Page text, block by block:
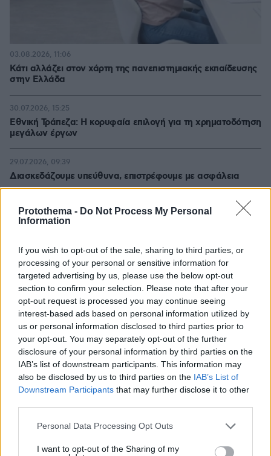
Protothema - Do Not Process My Personal
Information
If you wish to opt-out of the sale, sharing to third parties, or
processing of your personal or sensitive information for
targeted advertising by us, please use the below opt-out
section to confirm your selection. Please note that after your
opt-out request is processed you may continue seeing
interest-based ads based on personal information utilized by
us or personal information disclosed to third parties prior to
your opt-out. You may separately opt-out of the further
disclosure of your personal information by third parties on the
IAB’s list of downstream participants. This information may
also be disclosed by us to third parties on the IAB’s List of
Downstream Participants that may further disclose it to other
Please note that this website/app uses one or more Google
not limited to your visit or usage behaviour. You may click to
Personal Data Processing Opt Outs
I want to opt-out of the Sharing of my
Κάτι αλλάζει στον χάρτη της πανεπιστημιακής εκπαίδευσης
στην Ελλάδα
03.08.2026, 11:06
Εθνική Τράπεζα: Η κορυφαία επιλογή για τη χρηματοδότηση
μεγάλων έργων
30.07.2026, 15:25
Διασκεδάζουμε υπεύθυνα, επιστρέφουμε με ασφάλεια
29.07.2026, 09:39
ΡΟΗ ΕΙΔΗΣΕΩΝ
Καρκίνος Παχέος Εντέρου: Η «ένοχη» διατροφή που
αυξάνει τον κίνδυνο κατακόρυφα – Ποια τρόφιμα
προστατεύουν
πριν 8 λεπτά
Στις φλόγες δύο διυλιστήρια πετρελαίου στη Ρωσία
μετά από ουκρανική επίθεση με drones
πριν 9 λεπτά
Παγκόσμια Ημέρα Γάτας – Εντυπωσιακά πράγματα που
ίσως δεν γνωρίζατε για αυτά τα υπέροχα πλάσματα
πριν 9 λεπτά
Oil Pulling: To viral trend του Tik-Tok που υπόσχεται πιο